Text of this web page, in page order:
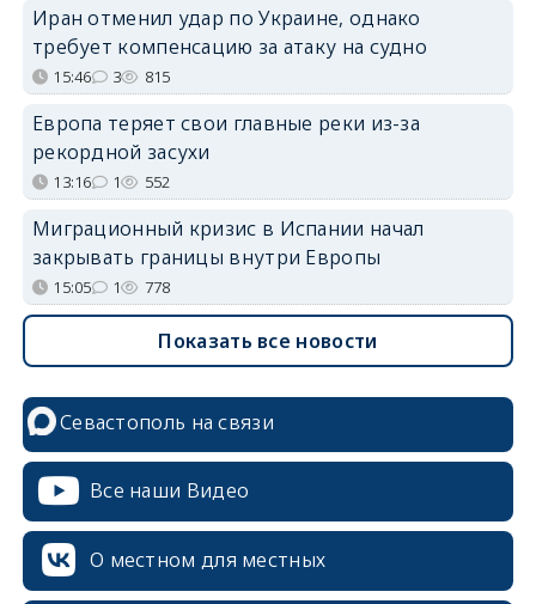
Иран отменил удар по Украине, однако
требует компенсацию за атаку на судно
15:46 3 815
Европа теряет свои главные реки из-за
рекордной засухи
13:16 1 552
Миграционный кризис в Испании начал
закрывать границы внутри Европы
15:05 1 778
Показать все новости
Севастополь на связи
Все наши Видео
О местном для местных